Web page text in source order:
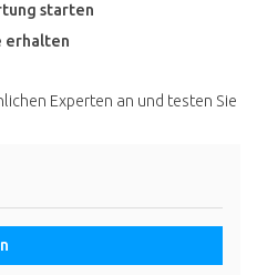
starten
erhalten
Experten an und testen Sie